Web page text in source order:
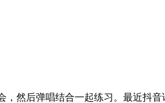
然后弹唱结合一起练习。最近抖